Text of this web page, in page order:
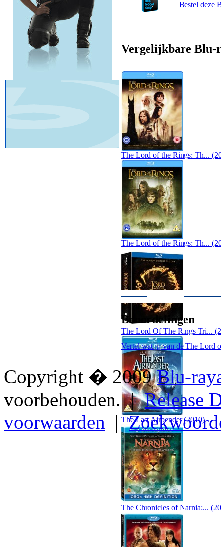
Bestel deze
Vergelijkbare Blu-
The Lord of the Rings: Th...
The Lord of the Rings: Th...
The Lord Of The Rings Tri...
The Last Airbender (2010)
The Chronicles of Narnia:...
Beoordelingen
Vertel wat jij van de The Lord
Copyright � 2009Blu-
voorbehouden. |Release
voorwaarden |